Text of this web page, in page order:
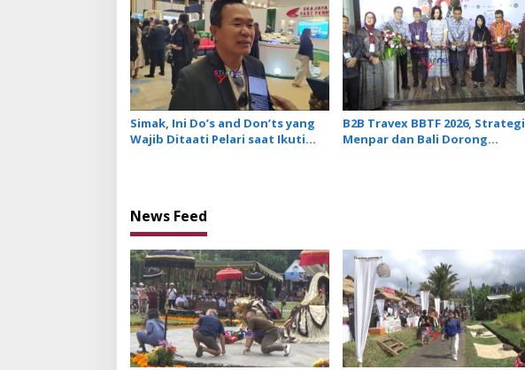
Simak, Ini Do’s and Don’ts yang
Wajib Ditaati Pelari saat Ikuti
B2B Travex BBTF 2026, Strategi
Menpar dan Bali Dorong
News Feed